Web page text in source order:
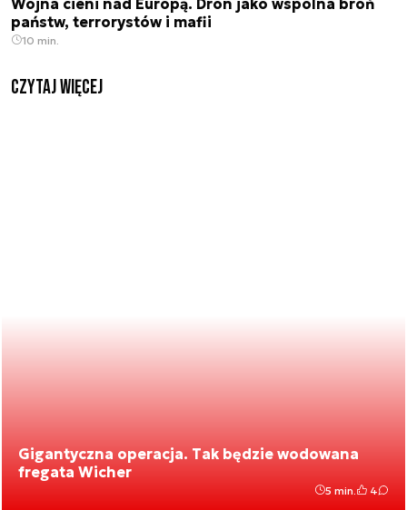
państw, terrorystów i mafii
10 min.
czytaj więcej
Gigantyczna operacja. Tak będzie wodowana
fregata Wicher
5 min. 4